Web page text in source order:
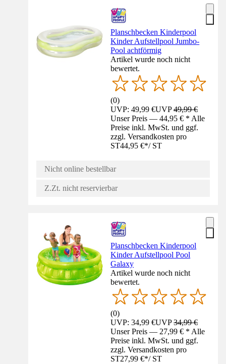
Planschbecken Kinderpool
Kinder Aufstellpool Jumbo-
Pool achtförmig
Artikel wurde noch nicht
bewertet.
(0)
UVP: 49,99 €UVP49,99 €
Unser Preis — 44,95 € * Alle
Preise inkl. MwSt. und ggf.
zzgl. Versandkosten pro
ST44,95 €*/ ST
Nicht online bestellbar
Z.Zt. nicht reservierbar
Planschbecken Kinderpool
Kinder Aufstellpool Pool
Galaxy
Artikel wurde noch nicht
bewertet.
(0)
UVP: 34,99 €UVP34,99 €
Unser Preis — 27,99 € * Alle
Preise inkl. MwSt. und ggf.
zzgl. Versandkosten pro
ST27,99 €*/ ST